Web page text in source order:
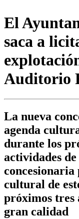
El
saca a
Auditorio
La nueva
agenda
durante los
actividades
cultural de
próximos tres
gran calidad